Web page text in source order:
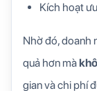
Kích hoạt
Nhờ đó, doanh
quả hơn mà
gian và chi phí